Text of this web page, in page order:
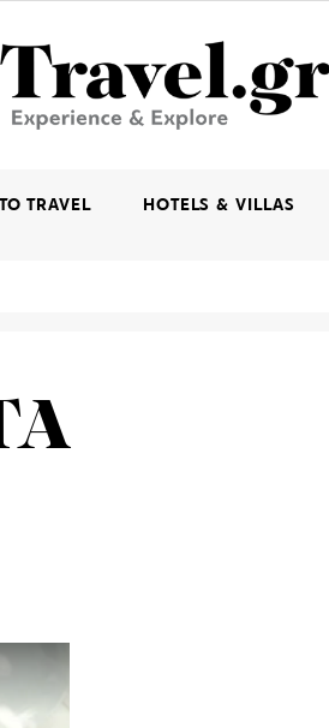
TRAVEL HOTELS & VILLAS